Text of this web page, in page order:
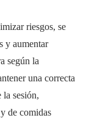
riesgos, se
y aumentar
según la
una correcta
la sesión,
de comidas